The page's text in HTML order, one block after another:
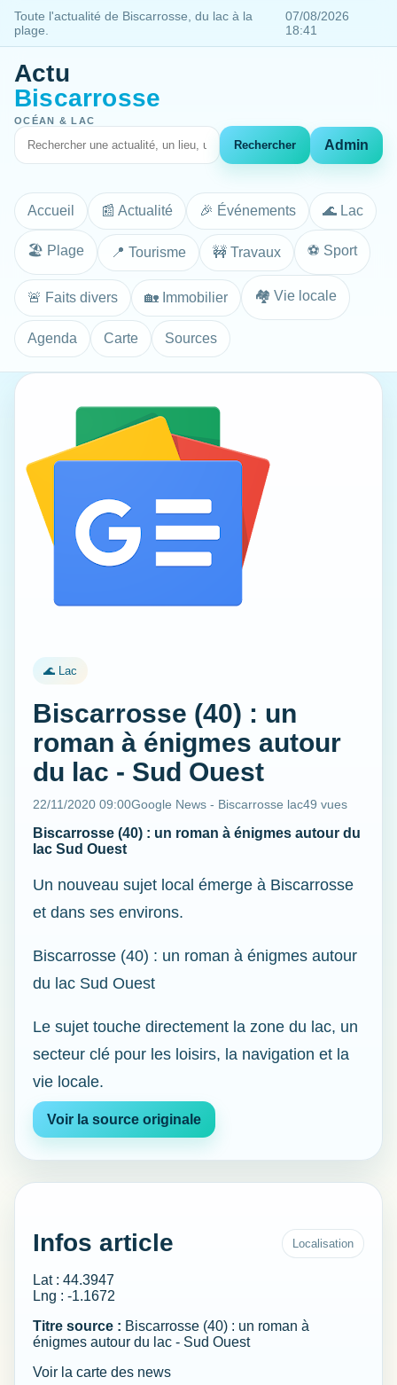
Toute l'actualité de Biscarrosse, du lac à la
plage.
07/08/2026
18:41
Actu
Biscarrosse
OCÉAN & LAC
Rechercher Admin
Accueil 📰 Actualité 🎉 Événements 🌊 Lac
🏖️ Plage 📍 Tourisme 🚧 Travaux ⚽ Sport
🚨 Faits divers 🏡 Immobilier 🏘️ Vie locale
Agenda Carte Sources
🌊 Lac
Biscarrosse (40) : un
roman à énigmes autour
du lac - Sud Ouest
22/11/2020 09:00Google News - Biscarrosse lac49 vues
Biscarrosse (40) : un roman à énigmes autour du
lac Sud Ouest
Un nouveau sujet local émerge à Biscarrosse
et dans ses environs.
Biscarrosse (40) : un roman à énigmes autour
du lac Sud Ouest
Le sujet touche directement la zone du lac, un
secteur clé pour les loisirs, la navigation et la
vie locale.
Voir la source originale
Infos article Localisation
Lat : 44.3947
Lng : -1.1672
Titre source : Biscarrosse (40) : un roman à
énigmes autour du lac - Sud Ouest
Voir la carte des news